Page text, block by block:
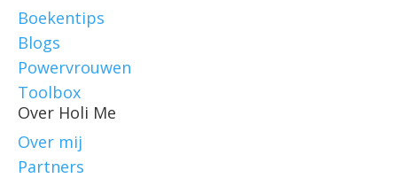
Boekentips
Blogs
Powervrouwen
Toolbox
Over Holi Me
Over mij
Partners